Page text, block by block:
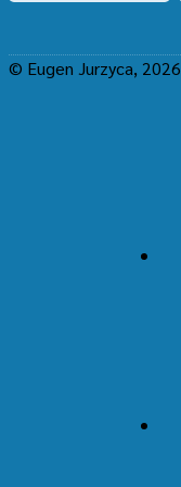
© Eugen Jurzyca, 2026